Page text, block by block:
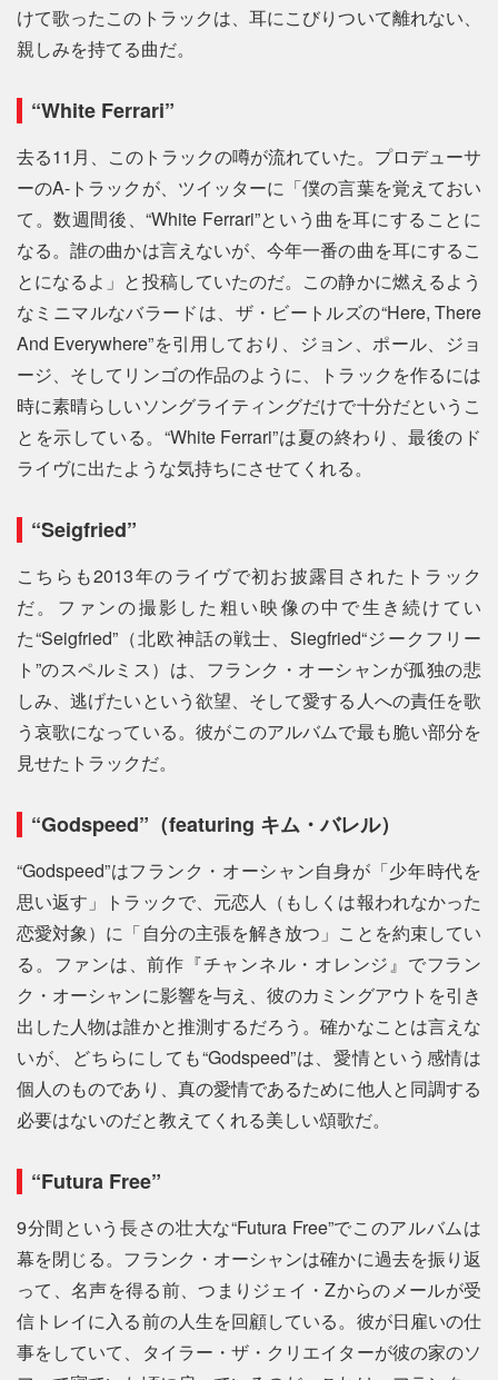
けて歌ったこのトラックは、耳にこびりついて離れない、
親しみを持てる曲だ。
“White Ferrari”
去る11月、このトラックの噂が流れていた。プロデューサ
ーのA-トラックが、ツイッターに「僕の言葉を覚えておい
て。数週間後、“White Ferrari”という曲を耳にすることに
なる。誰の曲かは言えないが、今年一番の曲を耳にするこ
とになるよ」と投稿していたのだ。この静かに燃えるよう
なミニマルなバラードは、ザ・ビートルズの“Here, There
And Everywhere”を引用しており、ジョン、ポール、ジョ
ージ、そしてリンゴの作品のように、トラックを作るには
時に素晴らしいソングライティングだけで十分だというこ
とを示している。“White Ferrari”は夏の終わり、最後のド
ライヴに出たような気持ちにさせてくれる。
“Seigfried”
こちらも2013年のライヴで初お披露目されたトラック
だ。ファンの撮影した粗い映像の中で生き続けてい
た“Seigfried”（北欧神話の戦士、Siegfried“ジークフリー
ト”のスペルミス）は、フランク・オーシャンが孤独の悲
しみ、逃げたいという欲望、そして愛する人への責任を歌
う哀歌になっている。彼がこのアルバムで最も脆い部分を
見せたトラックだ。
“Godspeed”（featuring キム・バレル）
“Godspeed”はフランク・オーシャン自身が「少年時代を
思い返す」トラックで、元恋人（もしくは報われなかった
恋愛対象）に「自分の主張を解き放つ」ことを約束してい
る。ファンは、前作『チャンネル・オレンジ』でフラン
ク・オーシャンに影響を与え、彼のカミングアウトを引き
出した人物は誰かと推測するだろう。確かなことは言えな
いが、どちらにしても“Godspeed”は、愛情という感情は
個人のものであり、真の愛情であるために他人と同調する
必要はないのだと教えてくれる美しい頌歌だ。
“Futura Free”
9分間という長さの壮大な“Futura Free”でこのアルバムは
幕を閉じる。フランク・オーシャンは確かに過去を振り返
って、名声を得る前、つまりジェイ・Zからのメールが受
信トレイに入る前の人生を回顧している。彼が日雇いの仕
事をしていて、タイラー・ザ・クリエイターが彼の家のソ